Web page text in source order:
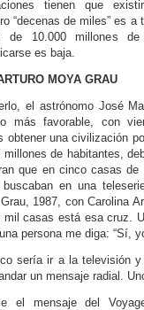
tienen que
“decenas de miles” es
de 10.000 millones
es baja.
MOYA GRAU
el astrónomo José
más favorable, con
obtener una civilización
de habitantes,
que en cinco casas
en una
1987, con Carolina
casas está esa cruz.
persona me diga: “Sí,
sería ir a la televisión y
un mensaje radial.
el mensaje del